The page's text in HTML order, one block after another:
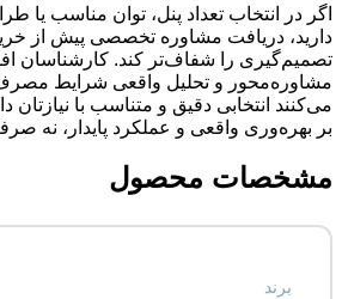
اگر در انتخاب تعداد پنل، توان مناسب یا
دارید، دریافت مشاوره تخصصی پیش از
تصمیم‌گیری را شفاف‌تر کند. کارشناسان
مشاوره‌محور و تحلیل واقعی شرایط
می‌کنند انتخابی دقیق و متناسب با نیازتان
بر بهره‌وری واقعی و عملکرد پایدار، نه
مشخصات محصول
برند